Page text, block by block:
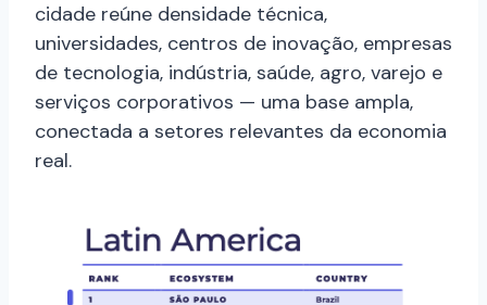
cidade reúne densidade técnica,
universidades, centros de inovação, empresas
de tecnologia, indústria, saúde, agro, varejo e
serviços corporativos — uma base ampla,
conectada a setores relevantes da economia
real.